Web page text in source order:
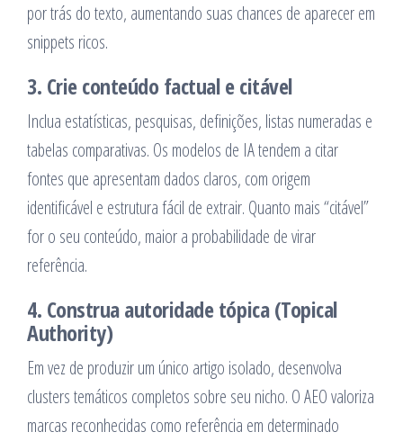
por trás do texto, aumentando suas chances de aparecer em
snippets ricos.
3. Crie conteúdo factual e citável
Inclua estatísticas, pesquisas, definições, listas numeradas e
tabelas comparativas. Os modelos de IA tendem a citar
fontes que apresentam dados claros, com origem
identificável e estrutura fácil de extrair. Quanto mais “citável”
for o seu conteúdo, maior a probabilidade de virar
referência.
4. Construa autoridade tópica (Topical
Authority)
Em vez de produzir um único artigo isolado, desenvolva
clusters temáticos completos sobre seu nicho. O AEO valoriza
marcas reconhecidas como referência em determinado